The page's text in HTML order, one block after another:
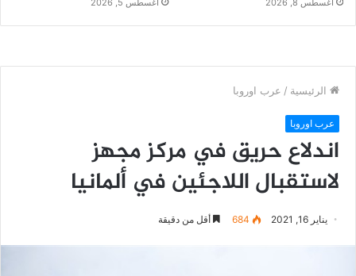
أغسطس 8, 2026 أغسطس 5, 2026